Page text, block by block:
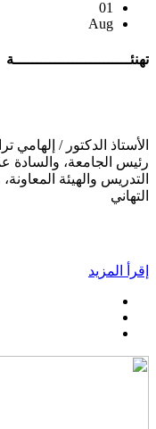
01
Aug
تهنئــــــــــــــــــــــــــة
التهاني
إقرأ المزيد